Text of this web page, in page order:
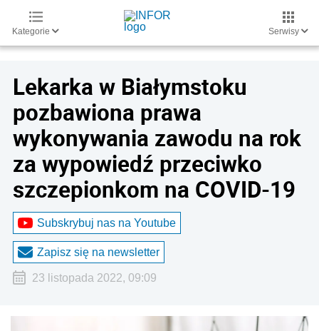
Kategorie Serwisy
Lekarka w Białymstoku
pozbawiona prawa
wykonywania zawodu na rok
za wypowiedź przeciwko
szczepionkom na COVID-19
Subskrybuj nas na Youtube
Zapisz się na newsletter
23 listopada 2022, 09:09